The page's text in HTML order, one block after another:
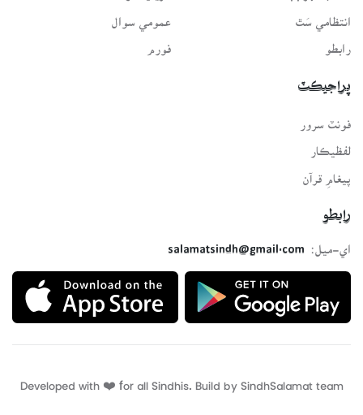
انتظامي سَٿ
رابطو
عمومي سوال
فورم
پراجيڪٽ
لفظيڪار
پيغامِ قرآن
رابطو
اي-ميل:
salamatsindh@gmail.com
Developed with ❤️ for all Sindhis. Build by